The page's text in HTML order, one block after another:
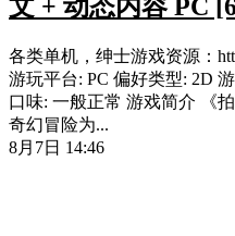
文 + 动态内容 PC
各类单机，绅士游戏资源：
游玩平台: PC 偏好类型: 2D
口味: 一般正常 游戏简介 《
奇幻冒险为...
8月7日 14:46